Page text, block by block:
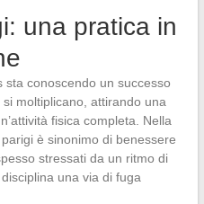
una pratica in
sta conoscendo un successo
moltiplicano, attirando una
fisica completa. Nella
è sinonimo di benessere
stressati da un ritmo di
una via di fuga